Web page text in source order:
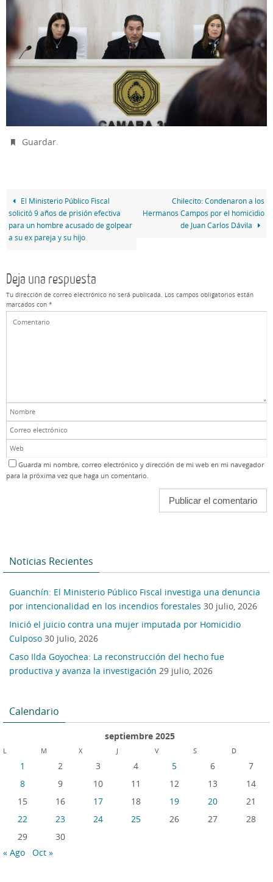
Guardar.
El Ministerio Público Fiscal
solicitó 9 años de prisión efectiva
para un hombre acusado de golpear
a su ex pareja y su hijo
Chilecito: Condenaron a los
Hermanos Campos por el homicidio
de Juan Carlos Dávila
Deja una respuesta
Tu dirección de correo electrónico no será publicada. Los campos obligatorios están
marcados con *
Guarda mi nombre, correo electrónico y dirección de mi web en mi navegador
para la próxima vez que haga un comentario.
Noticias Recientes
Guanchín: El Ministerio Público Fiscal investiga una denuncia
por intencionalidad en los incendios forestales 30 julio, 2026
Inició el juicio contra una mujer imputada por Homicidio
Culposo 30 julio, 2026
Caso Ilda Goyochea: La reconstrucción del hecho fue
productiva y avanza la investigación 29 julio, 2026
Calendario
septiembre 2025
L M X J V S D
1 2 3 4 5 6
7
8
9 10 11 12 13
14
15
16 17 18 19 20
21
22
23 24 25 26 27
28
29
30
« Ago
Oct »